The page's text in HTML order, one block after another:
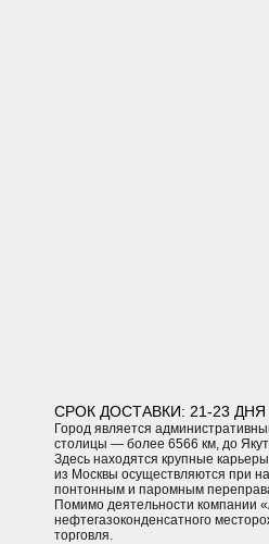
СРОК ДОСТАВКИ: 21-23 ДНЯ
Город является
столицы — более 6566 км, до
Здесь находятся крупные
из Москвы осуществляются при
понтонным и паромным
Помимо деятельности компании
нефтегазоконденсатного
торговля.